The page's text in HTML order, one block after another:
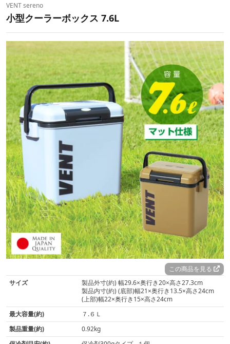
VENT sereno
小型クーラーボックス 7.6L
この商品を見る
サイズ
製品外寸(約) 幅29.6×奥行き20×高さ27.3cm
製品内寸(約) (底部)幅21×奥行き13.5×高さ24cm
(上部)幅22×奥行き15×高さ24cm
最大容量(約)
７.６Ｌ
製品重量(約)
0.92kg